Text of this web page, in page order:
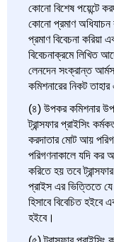
কোনো বিশেষ পয়েন্টে
কোনো প্রমাণ অধিযাচন
প্রমাণ বিবেচনা করিয়া
বিবেচনাক্রমে লিখিত
লেনদেন সংক্রান্ত
কমিশনারের নিকট
(৪) উপকর কমিশনার
ট্রান্সফার প্রাইসিং
করদাতার মোট আয়
পরিগণনাকালে যদি কর
করিতে হয় তবে
প্রাইস এর ভিত্তিতে
হিসাবে বিবেচিত
হইবে।